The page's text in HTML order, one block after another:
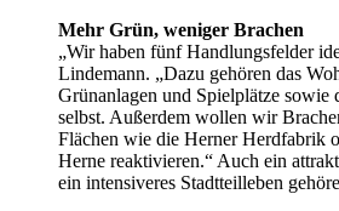
Mehr Grün, weniger Brachen
„Wir haben fünf Handlungsfelder
Lindemann. „Dazu gehören das
Grünanlagen und Spielplätze sowie
selbst. Außerdem wollen wir
Flächen wie die Herner Herdfabrik
Herne reaktivieren.“ Auch ein
ein intensiveres Stadtteilleben